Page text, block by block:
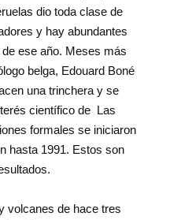
dio toda clase de
y hay abundantes
ese año. Meses más
belga, Edouard Boné
una trinchera y se
científico de Las
formales se iniciaron
hasta 1991. Estos son
volcanes de hace tres